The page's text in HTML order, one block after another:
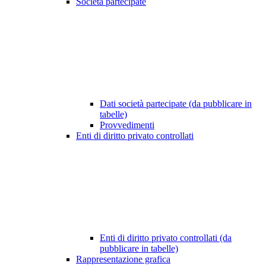
Dati società partecipate (da pubblicare in
tabelle)
Provvedimenti
Enti di diritto privato controllati
Enti di diritto privato controllati (da
pubblicare in tabelle)
Rappresentazione grafica